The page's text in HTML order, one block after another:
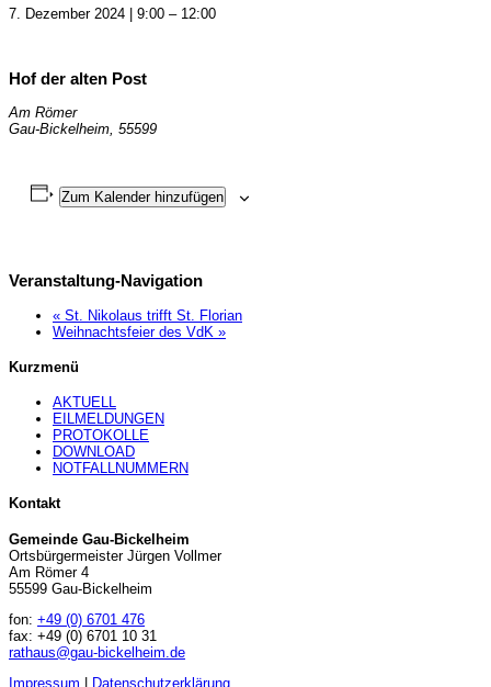
7. Dezember 2024 | 9:00 – 12:00
Hof der alten Post
Am Römer
Gau-Bickelheim, 55599
Zum Kalender hinzufügen
Veranstaltung-Navigation
« St. Nikolaus trifft St. Florian
Weihnachtsfeier des VdK »
Kurzmenü
AKTUELL
EILMELDUNGEN
PROTOKOLLE
DOWNLOAD
NOTFALLNUMMERN
Kontakt
Gemeinde Gau-Bickelheim
Ortsbürgermeister Jürgen Vollmer
Am Römer 4
55599 Gau-Bickelheim
fon: +49 (0) 6701 476
fax: +49 (0) 6701 10 31
rathaus@gau-bickelheim.de
Impressum | Datenschutzerklärung